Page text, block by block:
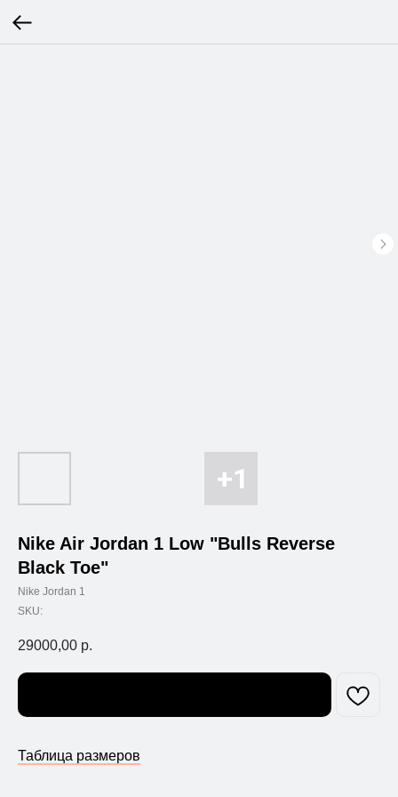
Nike Air Jordan 1 Low "Bulls Reverse
Black Toe"
Nike Jordan 1
SKU:
29000,00 р.
Таблица размеров